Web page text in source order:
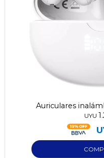
Auriculares
UYU